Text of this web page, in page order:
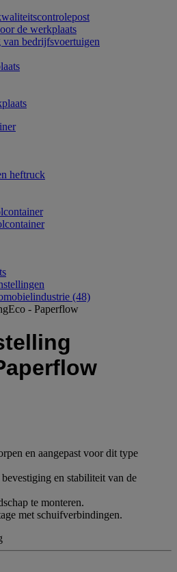
de werkplaats
bedrijfsvoertuigen
heftruck
(48)
- Paperflow
en aangepast voor dit type
en stabiliteit van de
te monteren.
met schuifverbindingen.